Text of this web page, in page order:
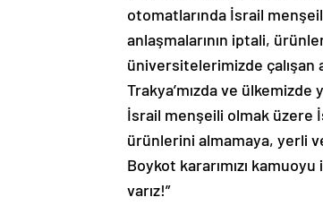
otomatlarında İsrail
anlaşmalarının iptali,
üniversitelerimizde
Trakya’mızda ve
İsrail menşeili olmak üzere
ürünlerini almamaya, yerli
Boykot kararımızı
varız!”